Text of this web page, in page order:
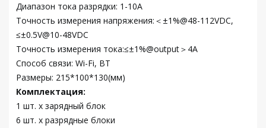
Диапазон тока разрядки: 1-10A
Точность измерения напряжения:＜±1%@48-112VDC,
≤±0.5V@10-48VDC
Точность измерения тока:≤±1%@output＞4A
Способ связи: Wi-Fi, BT
Размеры: 215*100*130(мм)
Комплектация:
1 шт. x зарядный блок
6 шт. x разрядные блоки